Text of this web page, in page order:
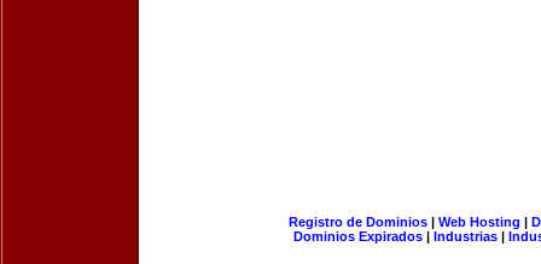
Registro de Dominios| Web Hosting |
Dominios Expirados | Industrias |